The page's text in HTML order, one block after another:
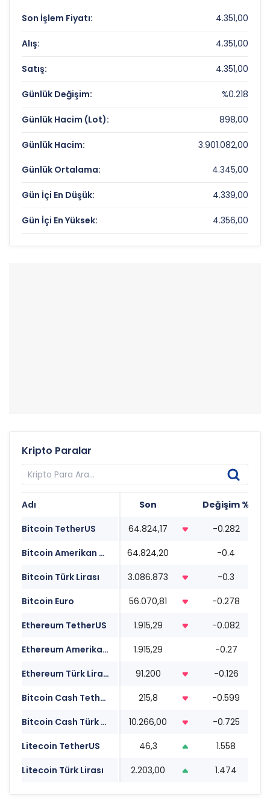
Son İşlem Fiyatı: 4.351,00
Alış: 4.351,00
Satış: 4.351,00
Günlük Değişim: %0.218
Günlük Hacim (Lot): 898,00
Günlük Hacim: 3.901.082,00
Günlük Ortalama: 4.345,00
Gün İçi En Düşük: 4.339,00
Gün İçi En Yüksek: 4.356,00
Kripto Paralar
Adı Son Değişim %
Bitcoin TetherUS
64.824,17 -0.282
Bitcoin Amerikan Doları
64.824,20 -0.4
Bitcoin Türk Lirası
3.086.873 -0.3
Bitcoin Euro
56.070,81 -0.278
Ethereum TetherUS
1.915,29 -0.082
Ethereum Amerikan Doları
1.915,29 -0.27
Ethereum Türk Lirası
91.200 -0.126
Bitcoin Cash TetherUS
215,8 -0.599
Bitcoin Cash Türk Lirası
10.266,00 -0.725
Litecoin TetherUS
46,3 1.558
Litecoin Türk Lirası
2.203,00 1.474